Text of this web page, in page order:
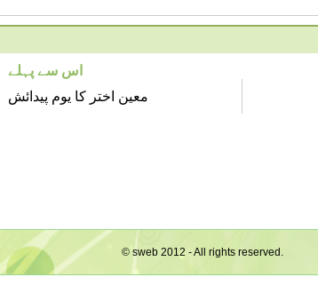
اس سے پہلے
معین اختر کا یوم پیدائش
© sweb 2012 - All rights reserved.